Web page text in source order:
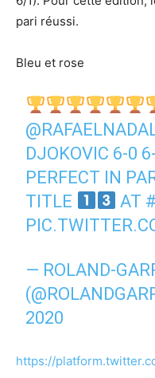
pari réussi.
Bleu et rose
DJOKOVIC 6-0
PERFECT IN
TITLE
AT
— ROLAND-
2020
https://